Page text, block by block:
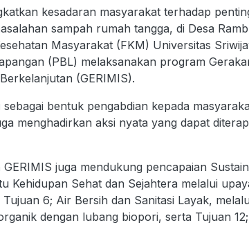
kesadaran masyarakat terhadap
sampah rumah tangga, di Desa
Masyarakat (FKM) Universitas
(PBL) melaksanakan program
(GERIMIS).
bentuk pengabdian kepada
menghadirkan aksi nyata yang dapat
juga mendukung pencapaian
Kehidupan Sehat dan Sejahtera melalui
6; Air Bersih dan Sanitasi Layak,
dengan lubang biopori, serta Tujuan